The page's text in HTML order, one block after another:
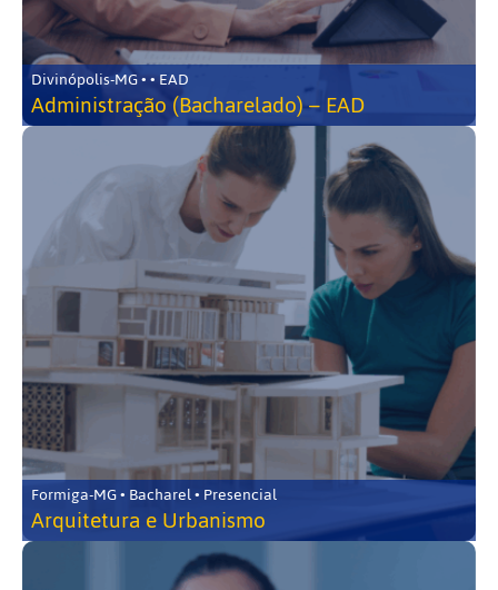
Divinópolis-MG • • EAD
Administração (Bacharelado) – EAD
Formiga-MG • Bacharel • Presencial
Arquitetura e Urbanismo